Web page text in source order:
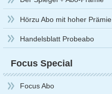
Hörzu Abo mit hoher Prämie
Handelsblatt Probeabo
Focus Special
Focus Abo